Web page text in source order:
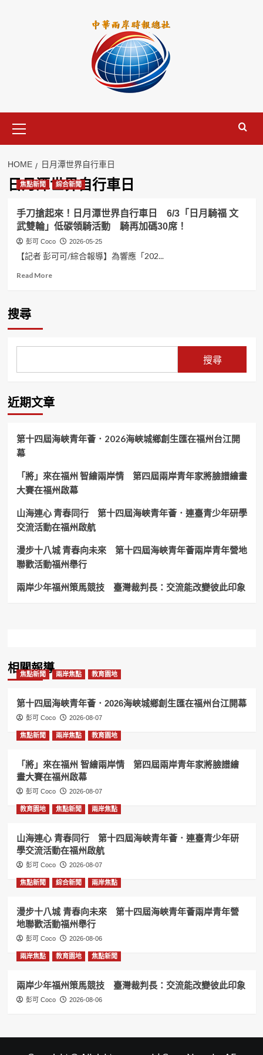
Menu
HOME 日月潭世界自行車日
日月潭世界自行車日
焦點新聞 綜合新聞
手刀搶起來！日月潭世界自行車日 6/3「日月騎福 文
武雙輪」低碳領騎活動 騎再加碼30席！
彭可 Coco 2026-05-25
【記者 彭可可/綜合報導】為響應「202...
Read MoreRead
月
世
界
車
月
騎
福
文
武
雙
低
碳
騎
30
席！
搜尋
搜尋
近期文章
第十四屆海峽青年薈．2026海峽城鄉創生匯在福州台江開
幕
「將」來在福州 智繪兩岸情 第四屆兩岸青年家將臉譜繪畫
大賽在福州啟幕
山海連心 青春同行 第十四屆海峽青年薈．連臺青少年研學
交流活動在福州啟航
漫步十八城 青春向未來 第十四屆海峽青年薈兩岸青年營地
聯歡活動福州舉行
兩岸少年福州策馬競技 臺灣裁判長：交流能改變彼此印象
相關報導
焦點新聞 兩岸焦點 教育園地
第十四屆海峽青年薈．2026海峽城鄉創生匯在福州台江開幕
彭可 Coco 2026-08-07
焦點新聞 兩岸焦點 教育園地
「將」來在福州 智繪兩岸情 第四屆兩岸青年家將臉譜繪
畫大賽在福州啟幕
彭可 Coco 2026-08-07
教育園地 焦點新聞 兩岸焦點
山海連心 青春同行 第十四屆海峽青年薈．連臺青少年研
學交流活動在福州啟航
彭可 Coco 2026-08-07
焦點新聞 綜合新聞 兩岸焦點
漫步十八城 青春向未來 第十四屆海峽青年薈兩岸青年營
地聯歡活動福州舉行
彭可 Coco 2026-08-06
兩岸焦點 教育園地 焦點新聞
兩岸少年福州策馬競技 臺灣裁判長：交流能改變彼此印象
彭可 Coco 2026-08-06